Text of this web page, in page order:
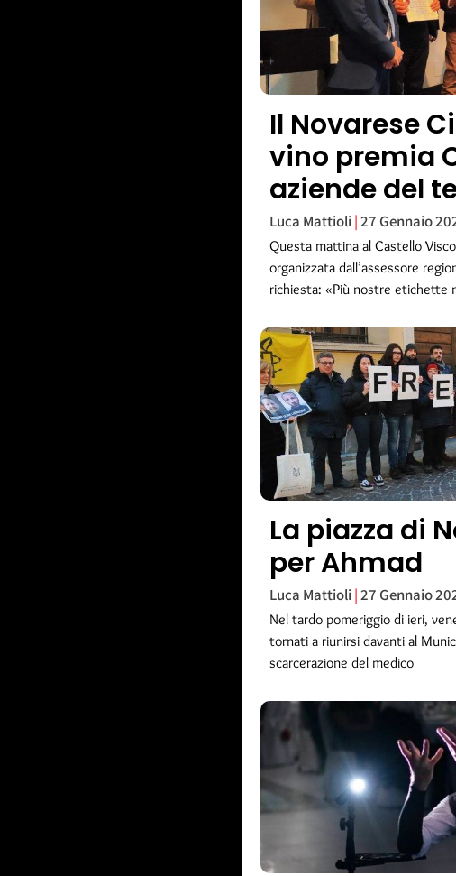
Il Novarese
vino premia
aziende del
Luca Mattioli 27 Gennaio
Questa mattina al Castello
organizzata dall’assessore
richiesta: «Più nostre etichette
La piazza di
per Ahmad
Luca Mattioli 27 Gennaio
Nel tardo pomeriggio di ieri,
tornati a riunirsi davanti al
scarcerazione del medico